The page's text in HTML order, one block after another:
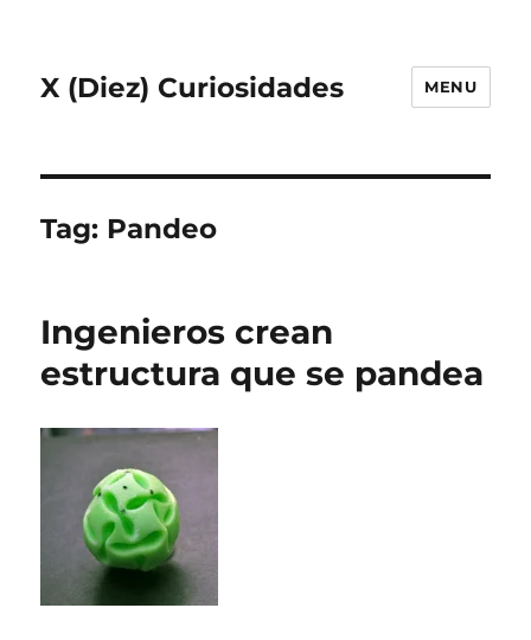
X (Diez) Curiosidades MENU
Tag: Pandeo
Ingenieros crean
estructura que se pandea